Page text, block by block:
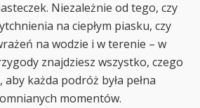
Niezależnie od tego, czy
na ciepłym piasku, czy
na wodzie i w terenie – w
znajdziesz wszystko, czego
każda podróż była pełna
momentów.